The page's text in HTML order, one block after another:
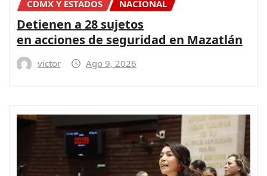
CDMX Y ESTADOS NACIONAL
Detienen a 28 sujetos
en acciones de seguridad en Mazatlán
victor Ago 9, 2026